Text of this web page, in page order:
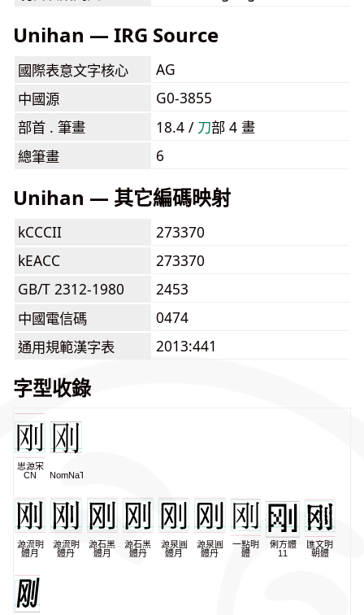
Unihan — IRG Source
國際表意文字核心
AG
中國源
G0-3855
部首 . 筆畫
18.4 / ⼑部 4 畫
總筆畫
6
Unihan — 其它編碼映射
kCCCII
273370
kEACC
273370
GB/T 2312-1980
2453
中國電信碼
0474
通用規範漢字表
2013:441
字型收錄
思源宋
CN
NomNaTong
源流明
體月
源流明
體丹
源石黑
體月
源石黑
體丹
源泉圓
體月
源泉圓
體丹
一點明
體
俐方體
11
匯文明
朝體